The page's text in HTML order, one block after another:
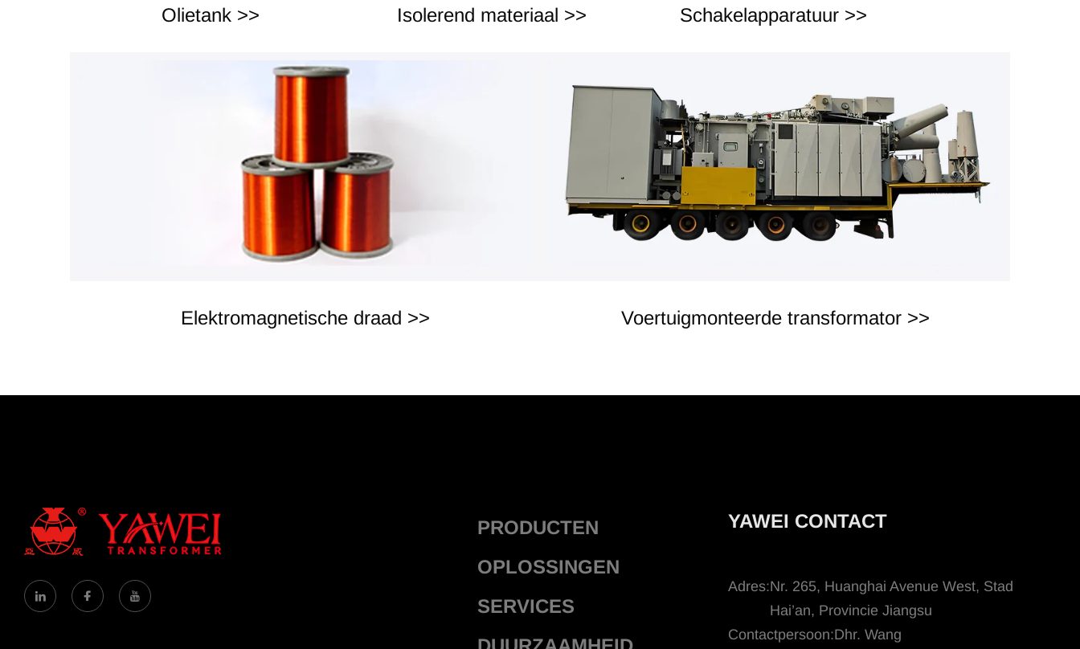
Olietank >> Isolerend materiaal >> Schakelapparatuur >>
Elektromagnetische draad >> Voertuigmonteerde transformator >>
PRODUCTEN
OPLOSSINGEN
SERVICES
YAWEI CONTACT
Adres:Nr. 265, Huanghai Avenue West, Stad
Hai’an, Provincie Jiangsu
Contactpersoon:Dhr. Wang